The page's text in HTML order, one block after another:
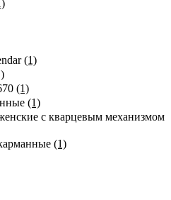
(1)
(1)
(1)
с кварцевым механизмом
(1)